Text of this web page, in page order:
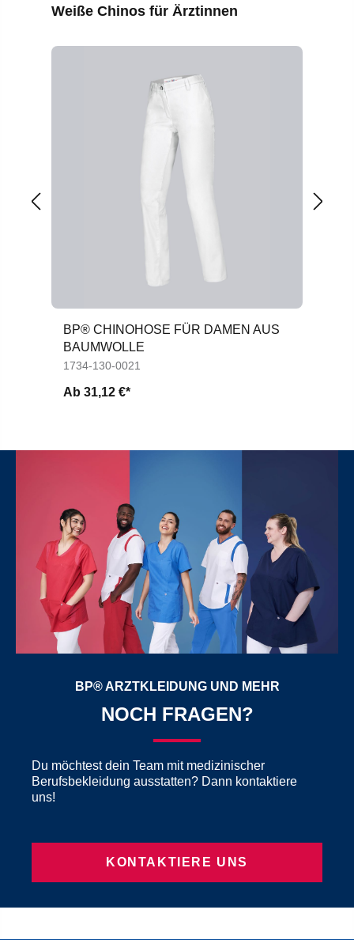
Produktgalerie überspringen
Weiße Chinos für Ärztinnen
BP® CHINOHOSE FÜR DAMEN AUS
BAUMWOLLE
1734-130-0021
Ab 31,12 €*
BP® ARZTKLEIDUNG UND MEHR
NOCH FRAGEN?
Du möchtest dein Team mit medizinischer
Berufsbekleidung ausstatten? Dann kontaktiere
uns!
KONTAKTIERE UNS